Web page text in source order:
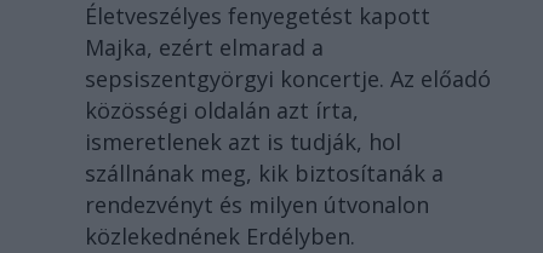
Életveszélyes fenyegetést kapott
Majka, ezért elmarad a
sepsiszentgyörgyi koncertje. Az előadó
közösségi oldalán azt írta,
ismeretlenek azt is tudják, hol
szállnának meg, kik biztosítanák a
rendezvényt és milyen útvonalon
közlekednének Erdélyben.